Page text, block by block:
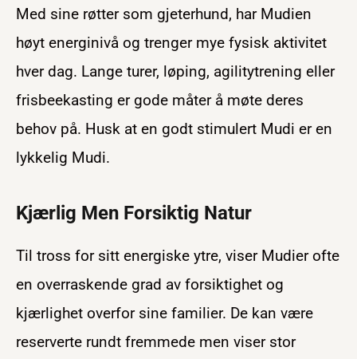
Med sine røtter som gjeterhund, har Mudien
høyt energinivå og trenger mye fysisk aktivitet
hver dag. Lange turer, løping, agilitytrening eller
frisbeekasting er gode måter å møte deres
behov på. Husk at en godt stimulert Mudi er en
lykkelig Mudi.
Kjærlig Men Forsiktig Natur
Til tross for sitt energiske ytre, viser Mudier ofte
en overraskende grad av forsiktighet og
kjærlighet overfor sine familier. De kan være
reserverte rundt fremmede men viser stor